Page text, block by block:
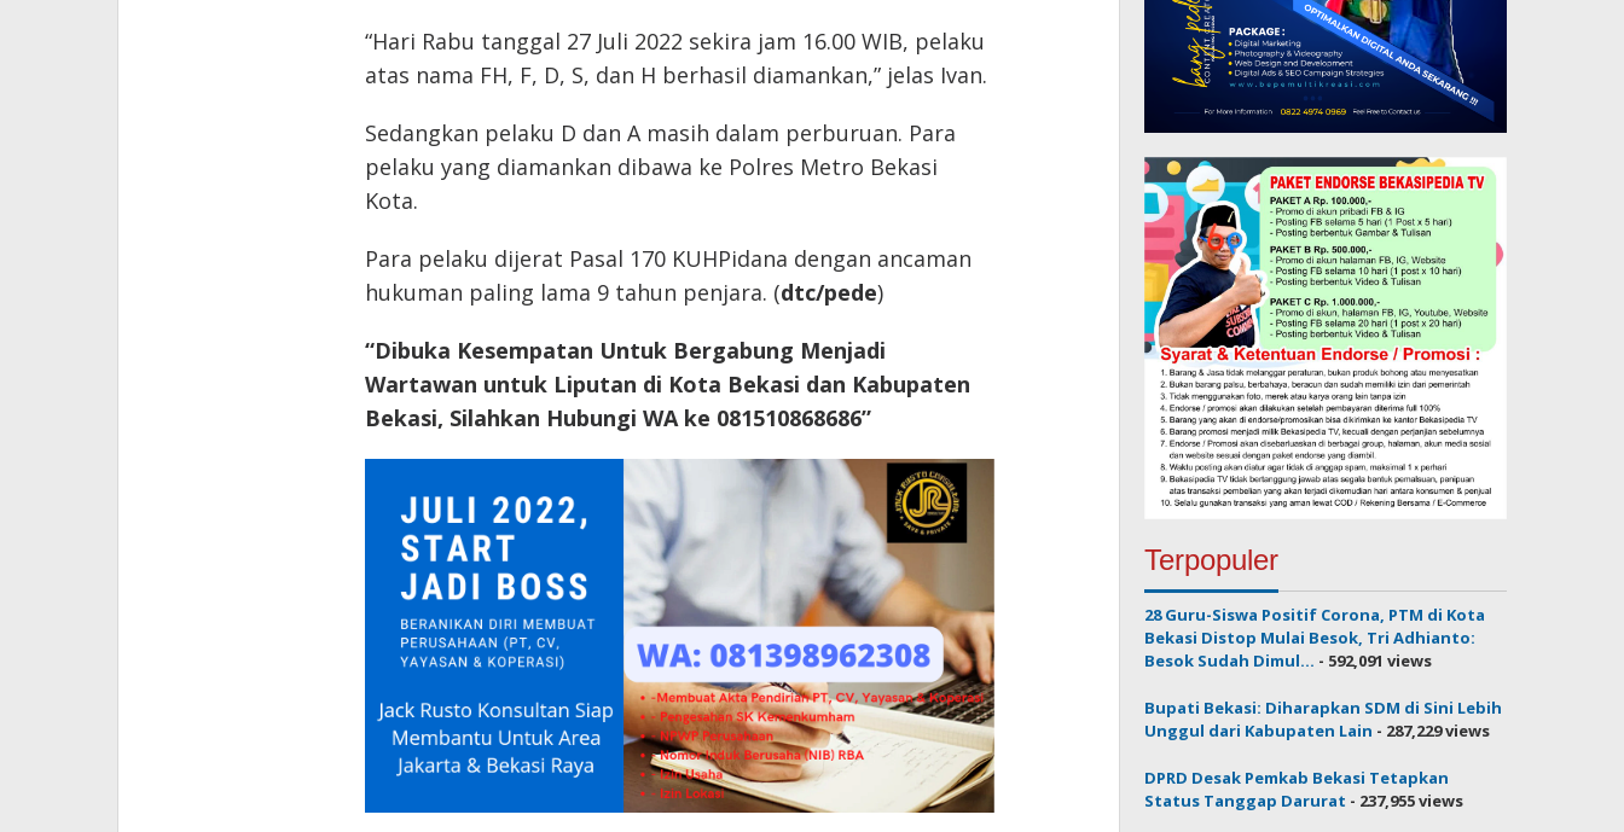
“Hari Rabu tanggal 27 Juli 2022 sekira jam 16.00 WIB, pelaku
atas nama FH, F, D, S, dan H berhasil diamankan,” jelas Ivan.
Sedangkan pelaku D dan A masih dalam perburuan. Para
pelaku yang diamankan dibawa ke Polres Metro Bekasi
Kota.
Para pelaku dijerat Pasal 170 KUHPidana dengan ancaman
hukuman paling lama 9 tahun penjara. (dtc/pede)
“Dibuka Kesempatan Untuk Bergabung Menjadi
Wartawan untuk Liputan di Kota Bekasi dan Kabupaten
Bekasi, Silahkan Hubungi WA ke 081510868686”
Terpopuler
28 Guru-Siswa Positif Corona, PTM di Kota
Bekasi Distop Mulai Besok, Tri Adhianto:
Besok Sudah Dimul... - 592,091 views
Bupati Bekasi: Diharapkan SDM di Sini Lebih
Unggul dari Kabupaten Lain - 287,229 views
DPRD Desak Pemkab Bekasi Tetapkan
Status Tanggap Darurat - 237,955 views